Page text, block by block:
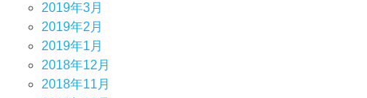
2019年3月
2019年2月
2019年1月
2018年12月
2018年11月